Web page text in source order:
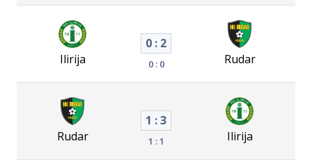
Ilirija
0 : 2
0 : 0 Rudar
Rudar
1 : 3
1 : 1 Ilirija